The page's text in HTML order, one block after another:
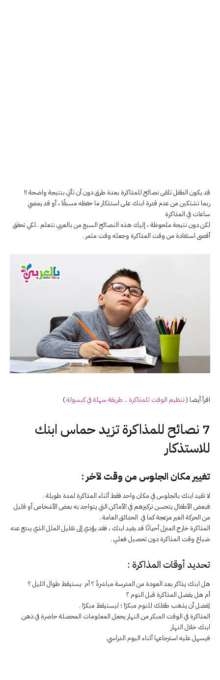
قد يكون الطفل تلقى نصائح للمذاكرة بعدة طرق دون أن تأتي بنتيجة واضحة !!
ربما تشتكين من عدم قدرة ابنك على استذكار ما حفظه مسبقًا ، أو قد يمضي
ساعات في المذاكرة
لكن دون نتيجة ملحوظة ، إليك هذه النصائح السبع من بالعربي نتعلم ..لكي تحقق
أقصى استفادة من وقت المذاكرة وجعله وقت مثمر .
اقرأ أيضا (تنظيم الوقت للمذاكرة .. طريقة سهلة في كبسولة)
7 نصائح للمذاكرة تزيد حماس ابنك
للاستذكار
تغيير مكان الجلوس من وقت لآخر :
لا تقيد ابنك بالجلوس في مكان واحد فقط أثناء المذاكرة لمدة طويلة .
فبعض الأطفال يتحسن تركيزهم في الأماكن التي يتواجد به بعض الأشخاص أو قليل
من الحركة الغير مزعجة كما في الحدائق العامة .
المذاكرة خارج المنزل أحيانًا قد يفيد ابنك ، فقد يؤدي إلى تقليل الملل الذي ينتج عنه
ضياع وقت المذاكرة دون تحصيل فعلي .
تحديد أوقات المذاكرة :
هل ابنك يذاكر بعد العودة من المدرسة مباشرةً ؟ أم يستيقظ طوال الليل ؟
أم هل يفضل المذاكرة قبل النوم ؟
يُفضل أن يذهب طفلك للنوم مبكرًا ؛ ليستيقظ مبكرًا .
المذاكرة في الوقت المبكر من النهار يحعل المعلومات المحصلة حاضرة في ذهن
ابنك خلال النهار
فيسهل عليه استرجاعها أثناء اليوم الدراسي.